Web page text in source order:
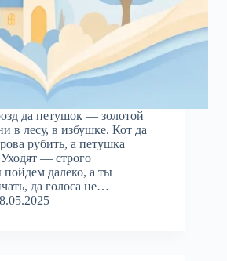
да петушок — золотой
в лесу, в избушке. Кот да
рубить, а петушка
— строго
далеко, а ты
да голоса не…